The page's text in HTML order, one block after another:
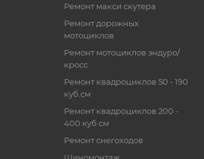
Ремонт макси скутера
Ремонт дорожных
мотоциклов
Ремонт мотоциклов эндуро/
кросс
Ремонт квадроциклов 50 - 190
куб.см
Ремонт квадроциклов 200 -
400 куб.см
Ремонт снегоходов